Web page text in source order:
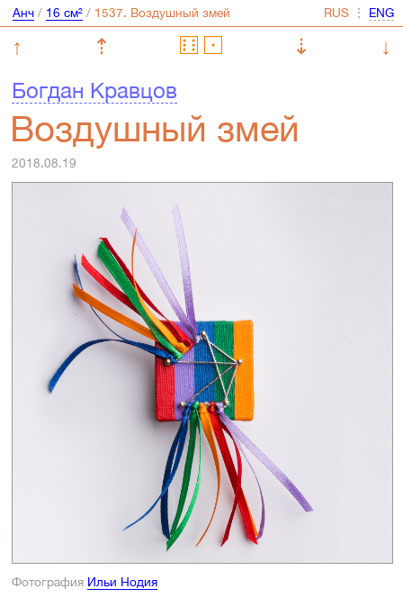
Анч/ 16 см²/ ⋮
↑ ⇡ ⇣
↓
Богдан Кравцов
Воздушный змей
2018.08.19
Фотография Ильи Нодия